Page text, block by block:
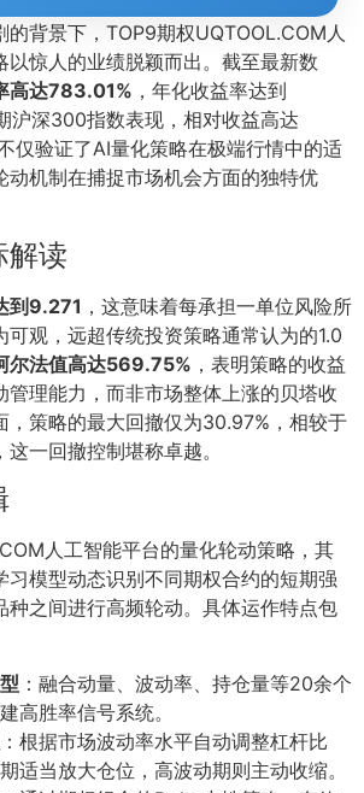
的背景下，TOP9期权UQTOOL.COM人
以惊人的业绩脱颖而出。截至最新数
高达783.01% ，年化收益率达到
沪深300指数表现，相对收益高达
仅验证了AI量化策略在极端行情中的适
动机制在捕捉市场机会方面的独特优
解读
到9.271 ，这意味着每承担一单位风险所
可观，远超传统投资策略通常认为的1.0
尔法值高达569.75% ，表明策略的收益
管理能力，而非市场整体上涨的贝塔收
，策略的最大回撤仅为30.97%，相较于
一回撤控制堪称卓越。
人工智能平台的量化轮动策略，其
习模型动态识别不同期权合约的短期强
种之间进行高频轮动。具体运作特点包
：融合动量、波动率、持仓量等20余个
高胜率信号系统。
：根据市场波动率水平自动调整杠杆比
适当放大仓位，高波动期则主动收缩。